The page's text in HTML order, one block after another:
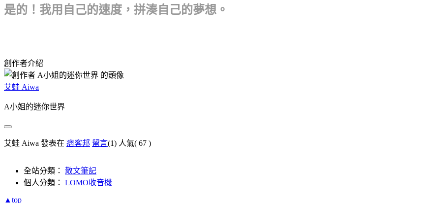
是的！我用自己的速度，拼湊自己的夢想。
創作者介紹
艾蛙 Aiwa
A小姐的迷你世界
艾蛙 Aiwa 發表在 痞客邦 留言(1) 人氣( 67 )
全站分類： 散文筆記
個人分類： LOMO收音機
▲top